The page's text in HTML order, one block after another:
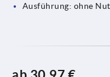
Ausführung: ohne Nut